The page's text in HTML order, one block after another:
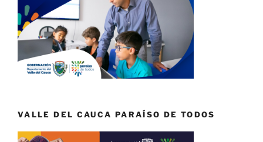
VALLE DEL CAUCA PARAÍSO DE TODOS